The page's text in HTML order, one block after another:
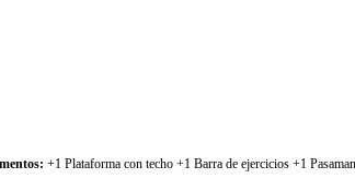
+1 Plataforma con techo +1 Barra de ejercicios +1